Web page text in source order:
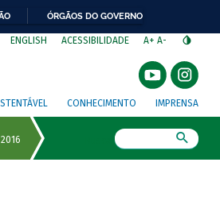
ÓRGÃOS DO GOVERNO
ENGLISH ACESSIBILIDADE A+ A-
CONHECIMENTO IMPRENSA